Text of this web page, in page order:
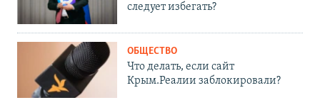
следует избегать?
ОБЩЕСТВО
Что делать, если сайт
Крым.Реалии заблокировали?